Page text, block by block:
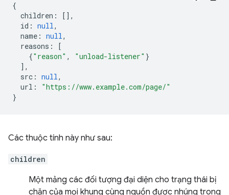
{
children :
[],
id : null,
name : null,
reasons :
[
{"reason" , "unload-listener" }
],
src : null,
url :
"https://www.example.com/page/"
}
Các thuộc tính này như sau:
children
Một mảng các đối tượng đại diện cho trạng thái bị
chặn của mọi khung cùng nguồn được nhúng trong